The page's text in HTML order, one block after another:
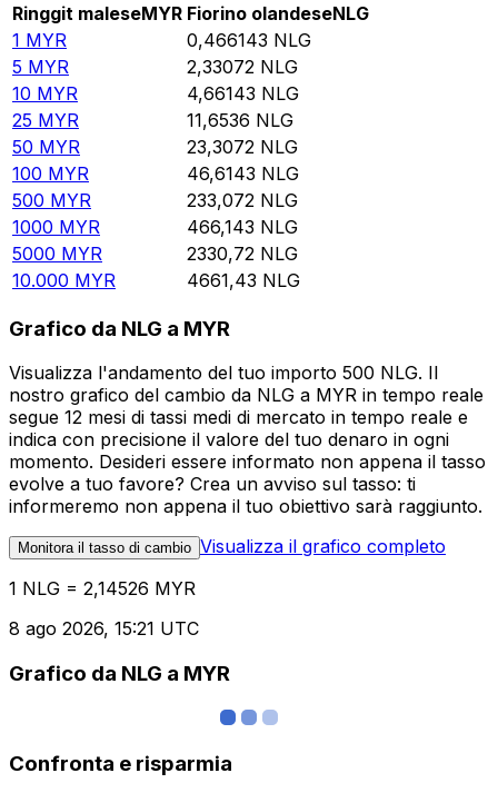
Ringgit maleseMYR Fiorino olandeseNLG
1 MYR 0,466143 NLG
5 MYR 2,33072 NLG
10 MYR 4,66143 NLG
25 MYR 11,6536 NLG
50 MYR 23,3072 NLG
100 MYR 46,6143 NLG
500 MYR 233,072 NLG
1000 MYR 466,143 NLG
5000 MYR 2330,72 NLG
10.000 MYR 4661,43 NLG
Grafico da NLG a MYR
Visualizza l'andamento del tuo importo 500 NLG. Il
nostro grafico del cambio da NLG a MYR in tempo reale
segue 12 mesi di tassi medi di mercato in tempo reale e
indica con precisione il valore del tuo denaro in ogni
momento. Desideri essere informato non appena il tasso
evolve a tuo favore? Crea un avviso sul tasso: ti
informeremo non appena il tuo obiettivo sarà raggiunto.
Monitora il tasso di cambio Visualizza il grafico completo
1 NLG = 2,14526 MYR
8 ago 2026, 15:21 UTC
Grafico da NLG a MYR
Confronta e risparmia